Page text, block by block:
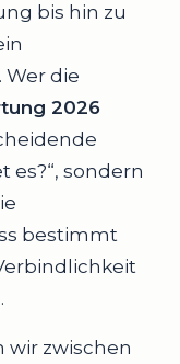
bis hin zu
die
2026
es?“, sondern
bestimmt
wir zwischen